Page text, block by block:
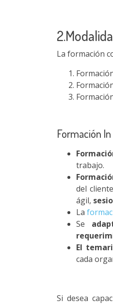
La formación
Formación
trabajo.
del
ágil,
La
Se
El
cada
Si desea